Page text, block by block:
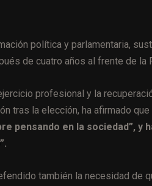
política y parlamentaria,
de cuatro años al frente de la
profesional y la
tras la elección, ha afirmado que
pensando en la sociedad”, y
también la necesidad